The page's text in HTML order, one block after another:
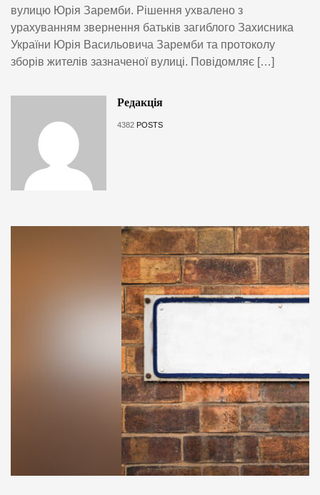
вулицю Юрія Заремби. Рішення ухвалено з
урахуванням звернення батьків загиблого Захисника
України Юрія Васильовича Заремби та протоколу
зборів жителів зазначеної вулиці. Повідомляє […]
Редакція
4382 POSTS